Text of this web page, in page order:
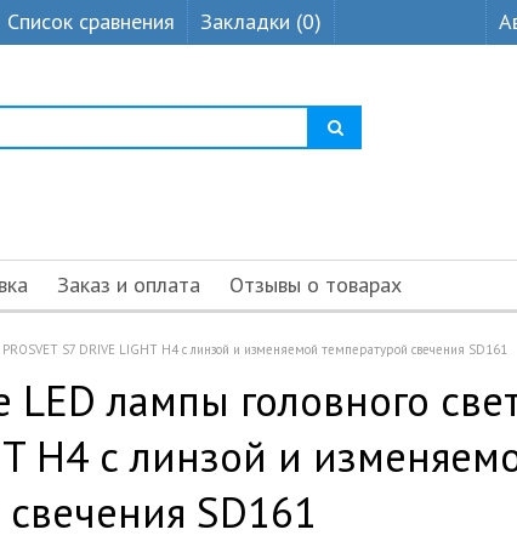
Список сравнения Закладки (0)
Заказ и оплата Отзывы о товарах
S7 DRIVE LIGHT H4 с линзой и изменяемой температурой свечения SD161
лампы головного
H4 с линзой и
SD161